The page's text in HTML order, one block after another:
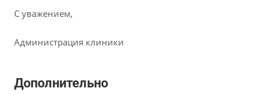
С уважением,
Администрация клиники
Дополнительно